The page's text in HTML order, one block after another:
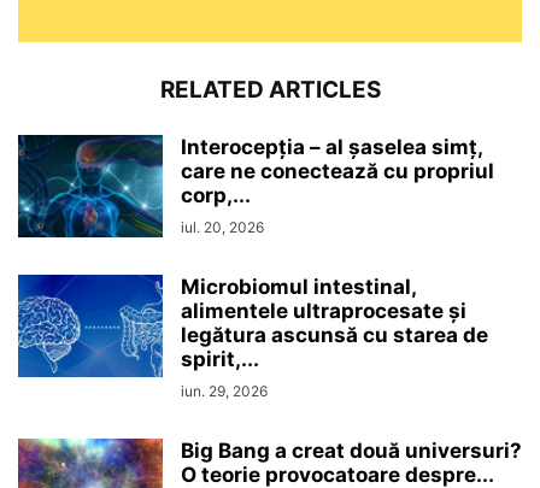
RELATED ARTICLES
Interocepţia – al șaselea simț,
care ne conectează cu propriul
corp,...
iul. 20, 2026
Microbiomul intestinal,
alimentele ultraprocesate şi
legătura ascunsă cu starea de
spirit,...
iun. 29, 2026
Big Bang a creat două universuri?
O teorie provocatoare despre...